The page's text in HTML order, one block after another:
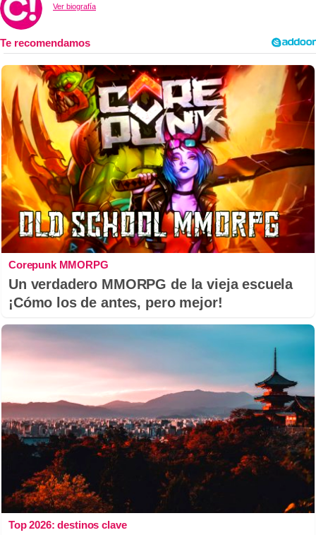
Ver biografía
Corepunk MMORPG
Un verdadero MMORPG de la vieja escuela
¡Cómo los de antes, pero mejor!
Top 2026: destinos clave